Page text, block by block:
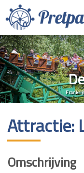
Attractie:
Omschrijving